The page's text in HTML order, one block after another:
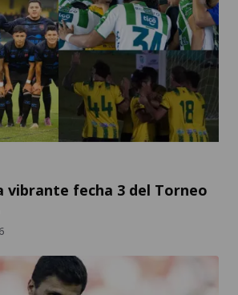
vibrante fecha 3 del Torneo